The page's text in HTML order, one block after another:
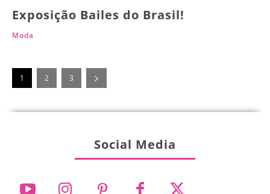
Exposição Bailes do Brasil!
Moda
1 2 3
Social Media